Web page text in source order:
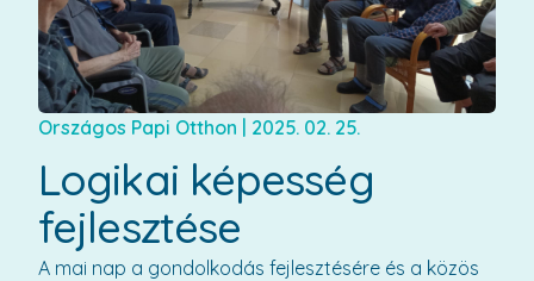
Országos Papi Otthon | 2025. 02. 25.
Logikai képesség
fejlesztése
A mai nap a gondolkodás fejlesztésére és a közös